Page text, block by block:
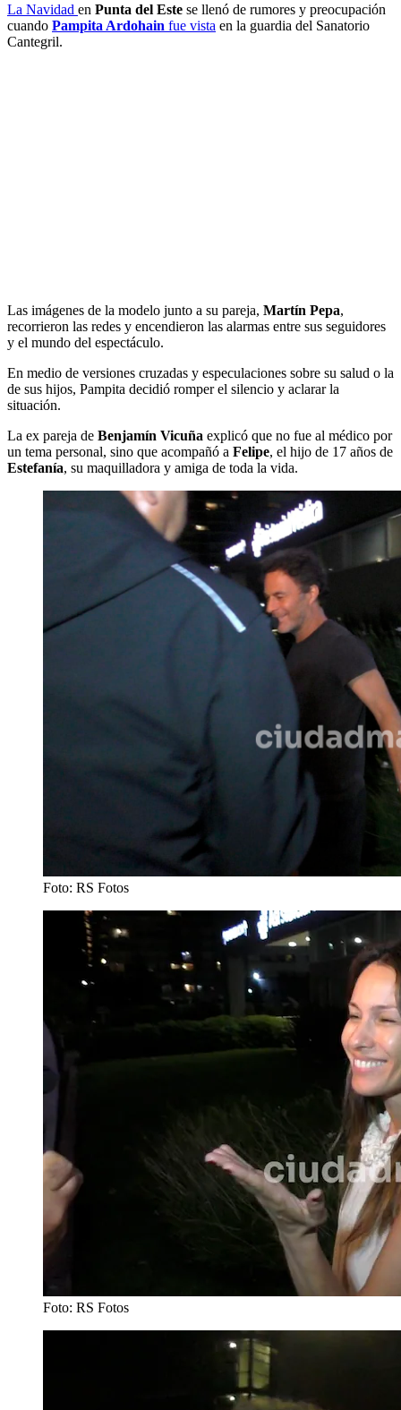
La Navidad en Punta del Este se llenó de rumores y preocupación
cuando Pampita Ardohain fue vista en la guardia del Sanatorio
Cantegril.
Las imágenes de la modelo junto a su pareja, Martín Pepa,
recorrieron las redes y encendieron las alarmas entre sus seguidores
y el mundo del espectáculo.
En medio de versiones cruzadas y especulaciones sobre su salud o la
de sus hijos, Pampita decidió romper el silencio y aclarar la
situación.
La ex pareja de Benjamín Vicuña explicó que no fue al médico por
un tema personal, sino que acompañó a Felipe, el hijo de 17 años de
Estefanía, su maquilladora y amiga de toda la vida.
Foto: RS Fotos
Foto: RS Fotos